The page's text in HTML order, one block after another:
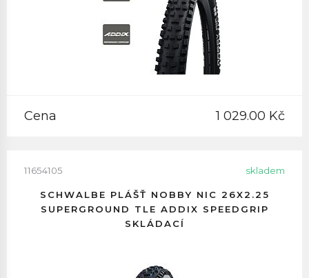
Cena 1 029.00 Kč
11654105 skladem
SCHWALBE PLÁŠŤ NOBBY NIC 26X2.25
SUPERGROUND TLE ADDIX SPEEDGRIP
SKLÁDACÍ